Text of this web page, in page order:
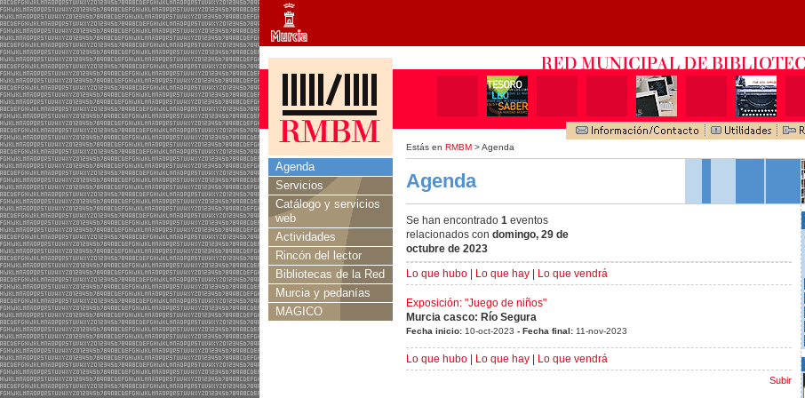
Estás en RMBM > Agenda
Agenda
Servicios
Catálogo y servicios
web
Actividades
Rincón del lector
Bibliotecas de la Red
Murcia y pedanías
MAGICO
Agenda
Se han encontrado 1 eventos
relacionados con domingo, 29 de
octubre de 2023
Lo que hubo
Lo que hay Lo que vendrá
Exposición: "Juego de niños"
Murcia casco: Río Segura
Fecha inicio: 10-oct-2023 - Fecha final: 11-nov-2023
Lo que hubo Lo que hay Lo que vendrá
Subir